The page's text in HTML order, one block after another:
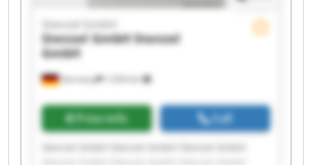
Germany 1,034 km
Stenzel GmbH
Stenzel GmbHStenzel
GmbH
Price info Call